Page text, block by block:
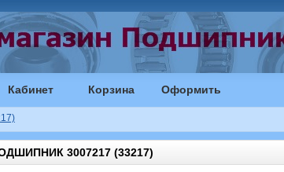
Кабинет Корзина Оформить
3007217 (33217)